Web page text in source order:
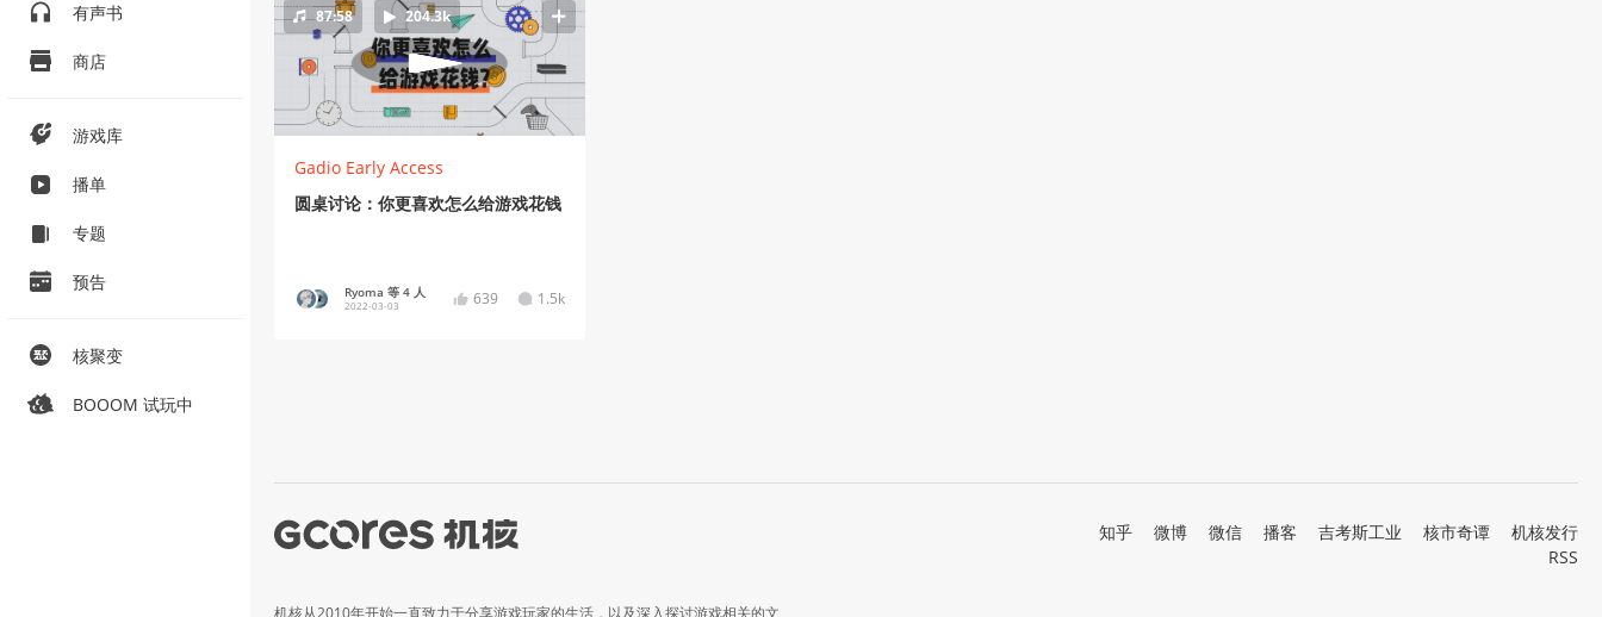
有声书
商店
游戏库
播单
专题
预告
核聚变
BOOOM 试玩中
87:58 204.3k
Gadio Early Access
圆桌讨论：你更喜欢怎么给游戏花钱
Ryoma 等 4 人
2022-03-03 639 1.5k
机核从2010年开始一直致力于分享游戏玩家的生活，以及深入探讨游戏相关的文
知乎 微博 微信 播客 吉考斯工业 核市奇谭
机核发行
RSS